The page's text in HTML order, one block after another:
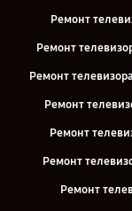
Ремонт
Ремонт
Ремонт
Ремонт
Ремонт
Ремонт
Ремонт